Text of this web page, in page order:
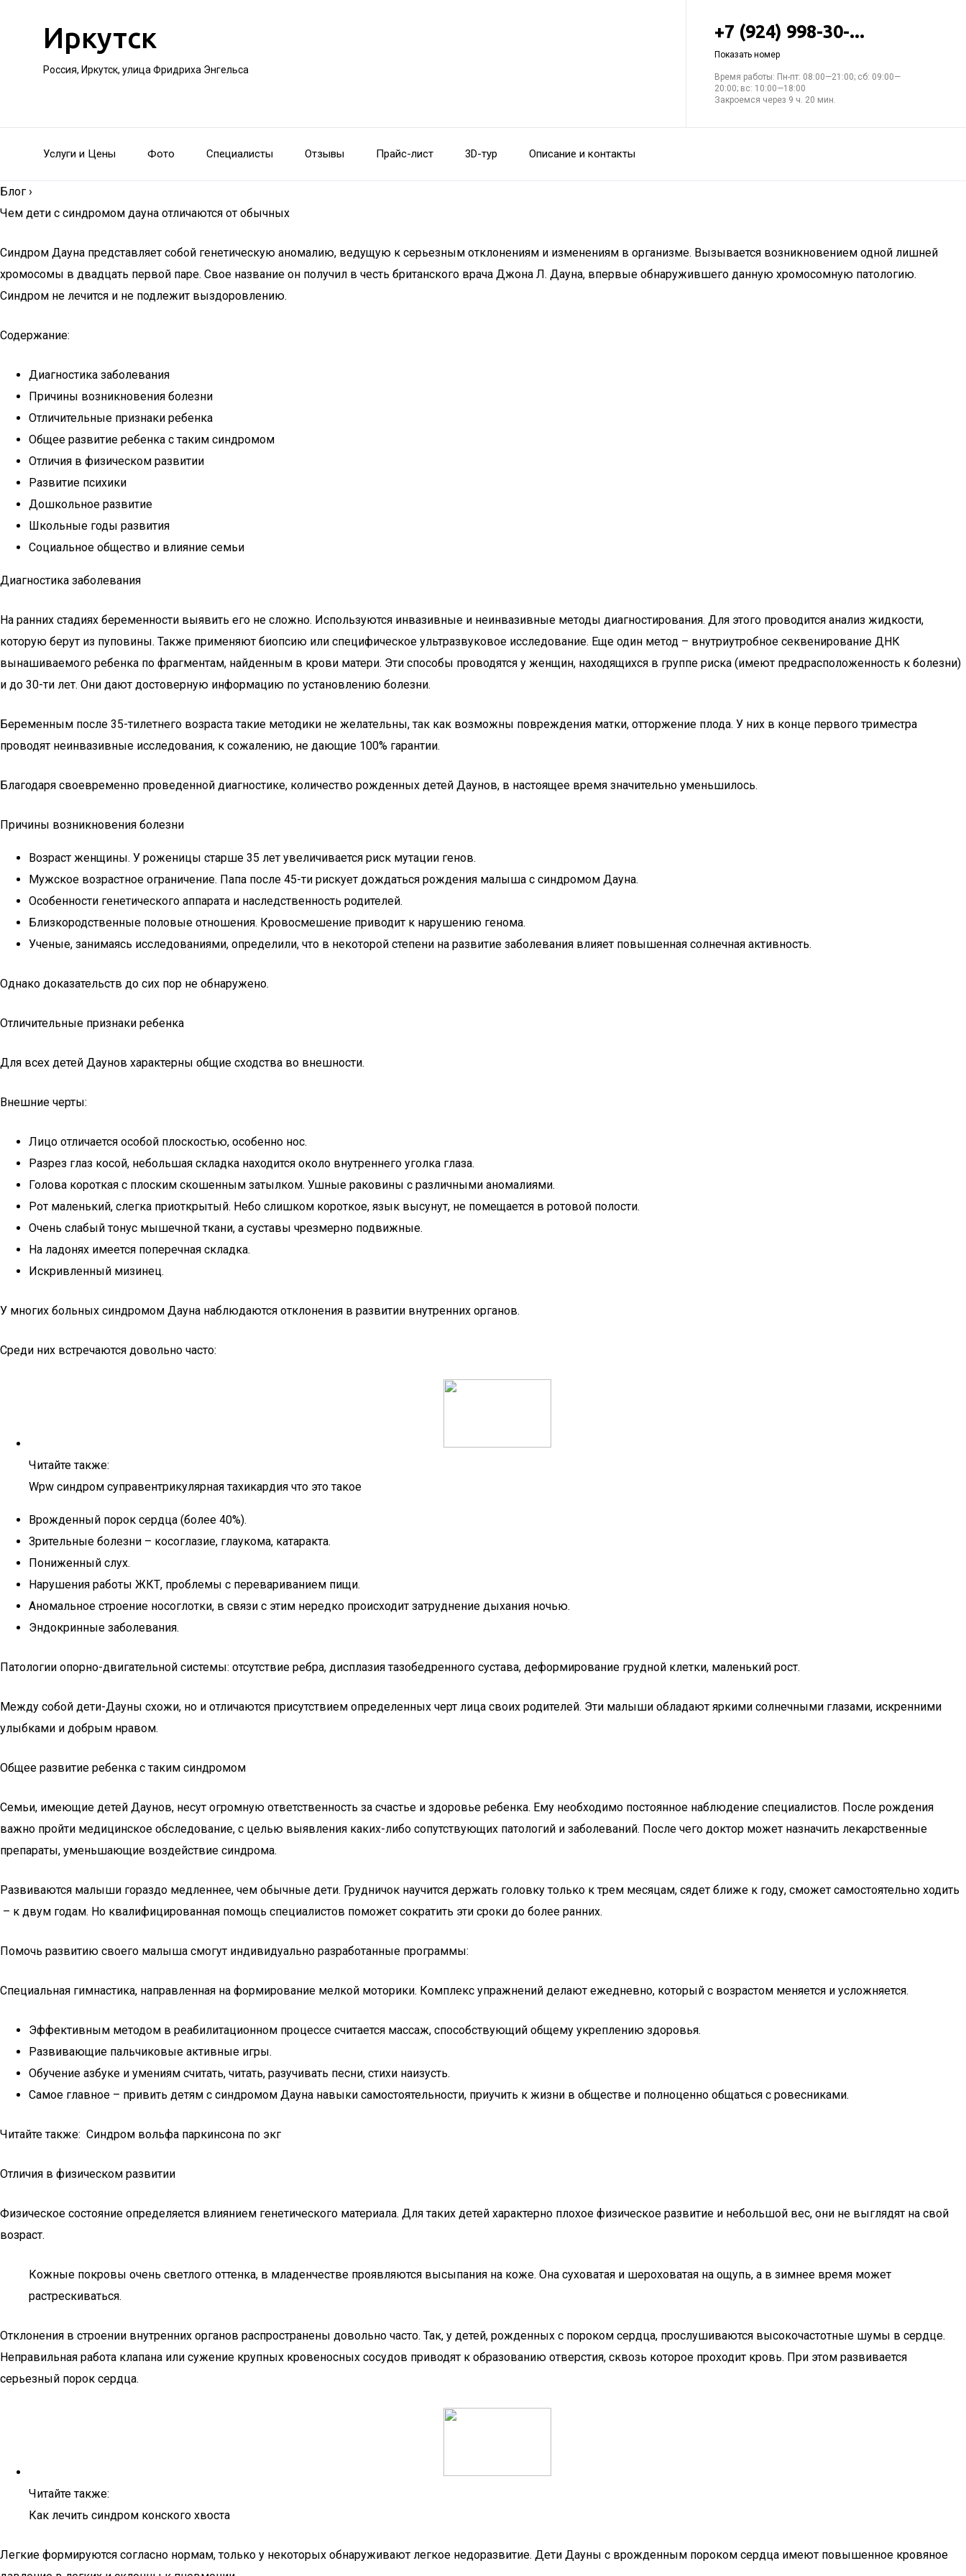
Иркутск
Россия, Иркутск, улица Фридриха Энгельса
+7 (924) 998-30-...
Показать номер
Время работы: Пн-пт: 08:00—21:00; сб: 09:00—
20:00; вс: 10:00—18:00
Закроемся через 9 ч. 20 мин.
Услуги и Цены Фото Специалисты Отзывы Прайс-лист 3D-тур Описание и контакты
Блог ›
Чем дети с синдромом дауна отличаются от обычных
Синдром Дауна представляет собой генетическую аномалию, ведущую к серьезным отклонениям и изменениям в организме. Вызывается возникновением одной лишней
хромосомы в двадцать первой паре. Свое название он получил в честь британского врача Джона Л. Дауна, впервые обнаружившего данную хромосомную патологию.
Синдром не лечится и не подлежит выздоровлению.
Содержание:
Диагностика заболевания
Причины возникновения болезни
Отличительные признаки ребенка
Общее развитие ребенка с таким синдромом
Отличия в физическом развитии
Развитие психики
Дошкольное развитие
Школьные годы развития
Социальное общество и влияние семьи
Диагностика заболевания
На ранних стадиях беременности выявить его не сложно. Используются инвазивные и неинвазивные методы диагностирования. Для этого проводится анализ жидкости,
которую берут из пуповины. Также применяют биопсию или специфическое ультразвуковое исследование. Еще один метод – внутриутробное секвенирование ДНК
вынашиваемого ребенка по фрагментам, найденным в крови матери. Эти способы проводятся у женщин, находящихся в группе риска (имеют предрасположенность к болезни)
и до 30-ти лет. Они дают достоверную информацию по установлению болезни.
Беременным после 35-тилетнего возраста такие методики не желательны, так как возможны повреждения матки, отторжение плода. У них в конце первого триместра
проводят неинвазивные исследования, к сожалению, не дающие 100% гарантии.
Благодаря своевременно проведенной диагностике, количество рожденных детей Даунов, в настоящее время значительно уменьшилось.
Причины возникновения болезни
Возраст женщины. У роженицы старше 35 лет увеличивается риск мутации генов.
Мужское возрастное ограничение. Папа после 45-ти рискует дождаться рождения малыша с синдромом Дауна.
Особенности генетического аппарата и наследственность родителей.
Близкородственные половые отношения. Кровосмешение приводит к нарушению генома.
Ученые, занимаясь исследованиями, определили, что в некоторой степени на развитие заболевания влияет повышенная солнечная активность.
Однако доказательств до сих пор не обнаружено.
Отличительные признаки ребенка
Для всех детей Даунов характерны общие сходства во внешности.
Внешние черты:
Лицо отличается особой плоскостью, особенно нос.
Разрез глаз косой, небольшая складка находится около внутреннего уголка глаза.
Голова короткая с плоским скошенным затылком. Ушные раковины с различными аномалиями.
Рот маленький, слегка приоткрытый. Небо слишком короткое, язык высунут, не помещается в ротовой полости.
Очень слабый тонус мышечной ткани, а суставы чрезмерно подвижные.
На ладонях имеется поперечная складка.
Искривленный мизинец.
У многих больных синдромом Дауна наблюдаются отклонения в развитии внутренних органов.
Среди них встречаются довольно часто:
Читайте также:
Wpw синдром суправентрикулярная тахикардия что это такое
Врожденный порок сердца (более 40%).
Зрительные болезни – косоглазие, глаукома, катаракта.
Пониженный слух.
Нарушения работы ЖКТ, проблемы с перевариванием пищи.
Аномальное строение носоглотки, в связи с этим нередко происходит затруднение дыхания ночью.
Эндокринные заболевания.
Патологии опорно-двигательной системы: отсутствие ребра, дисплазия тазобедренного сустава, деформирование грудной клетки, маленький рост.
Между собой дети-Дауны схожи, но и отличаются присутствием определенных черт лица своих родителей. Эти малыши обладают яркими солнечными глазами, искренними
улыбками и добрым нравом.
Общее развитие ребенка с таким синдромом
Семьи, имеющие детей Даунов, несут огромную ответственность за счастье и здоровье ребенка. Ему необходимо постоянное наблюдение специалистов. После рождения
важно пройти медицинское обследование, с целью выявления каких-либо сопутствующих патологий и заболеваний. После чего доктор может назначить лекарственные
препараты, уменьшающие воздействие синдрома.
Развиваются малыши гораздо медленнее, чем обычные дети. Грудничок научится держать головку только к трем месяцам, сядет ближе к году, сможет самостоятельно ходить
– к двум годам. Но квалифицированная помощь специалистов поможет сократить эти сроки до более ранних.
Помочь развитию своего малыша смогут индивидуально разработанные программы:
Специальная гимнастика, направленная на формирование мелкой моторики. Комплекс упражнений делают ежедневно, который с возрастом меняется и усложняется.
Эффективным методом в реабилитационном процессе считается массаж, способствующий общему укреплению здоровья.
Развивающие пальчиковые активные игры.
Обучение азбуке и умениям считать, читать, разучивать песни, стихи наизусть.
Самое главное – привить детям с синдромом Дауна навыки самостоятельности, приучить к жизни в обществе и полноценно общаться с ровесниками.
Читайте также: Синдром вольфа паркинсона по экг
Отличия в физическом развитии
Физическое состояние определяется влиянием генетического материала. Для таких детей характерно плохое физическое развитие и небольшой вес, они не выглядят на свой
возраст.
Кожные покровы очень светлого оттенка, в младенчестве проявляются высыпания на коже. Она суховатая и шероховатая на ощупь, а в зимнее время может
растрескиваться.
Отклонения в строении внутренних органов распространены довольно часто. Так, у детей, рожденных с пороком сердца, прослушиваются высокочастотные шумы в сердце.
Неправильная работа клапана или сужение крупных кровеносных сосудов приводят к образованию отверстия, сквозь которое проходит кровь. При этом развивается
серьезный порок сердца.
Читайте также:
Как лечить синдром конского хвоста
Легкие формируются согласно нормам, только у некоторых обнаруживают легкое недоразвитие. Дети Дауны с врожденным пороком сердца имеют повышенное кровяное